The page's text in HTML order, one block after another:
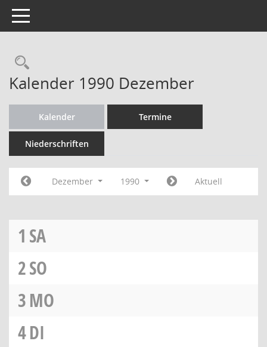
Toggle navigation
Rechercheauswahl
Kalender 1990 Dezember
Kalender Termine
Niederschriften
Dezember 1990 Aktuell
1 SA
2SO
3MO
4DI